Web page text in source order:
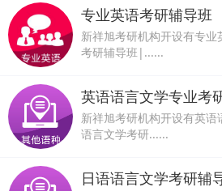
专业英语考研辅导班
新祥旭考研机构开设有专
考研辅导班|......
英语语言文学专业考
新祥旭考研机构开设有英
语言文学考研......
日语语言文学考研辅